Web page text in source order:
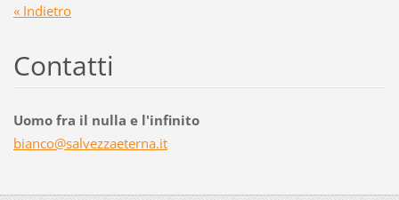
« Indietro
Contatti
Uomo fra il nulla e l'infinito
bianco@salvezzaeterna.it